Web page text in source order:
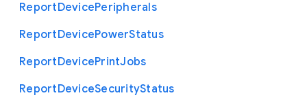
ReportDevicePeripherals
ReportDevicePowerStatus
ReportDevicePrintJobs
ReportDeviceSecurityStatus